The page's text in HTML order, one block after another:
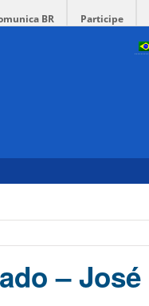
BR Participe
– José